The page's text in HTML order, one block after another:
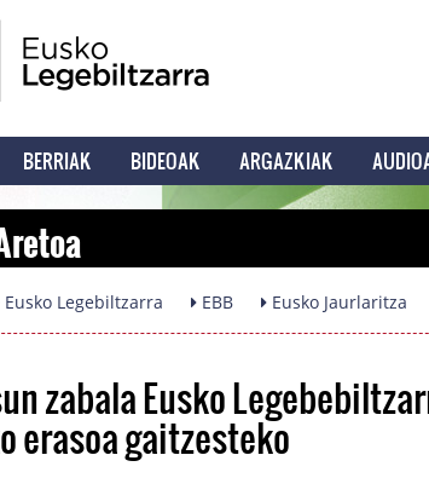
BERRIAK BIDEOAK ARGAZKIAK
Eusko Legebiltzarra EBB Eusko Jaurlaritza
zabala Eusko
erasoa gaitzesteko